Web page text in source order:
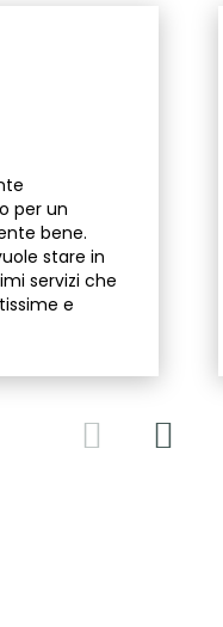
per un
bene.
stare in
servizi che
e